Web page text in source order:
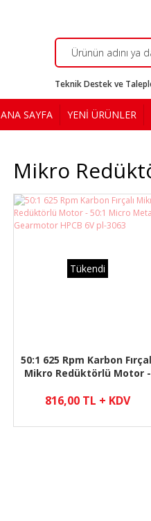
Teknik Destek ve
ANA SAYFA YENİ ÜRÜNLER
Mikro
Tükendi
50:1 625 Rpm Karbon
Mikro Redüktörlü Motor -
Gearmotor HPCB 6V pl-3063
816,00 TL + KDV